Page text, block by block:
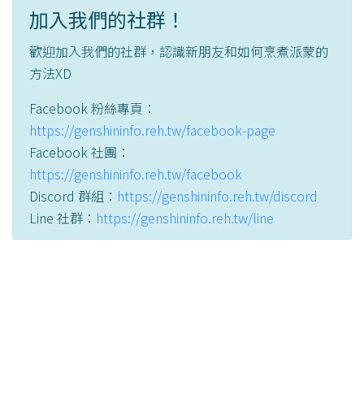
加入我們的社群！
歡迎加入我們的社群，認識新朋友和如何烹煮派蒙的
方法XD
Facebook 粉絲專頁：
https://genshininfo.reh.tw/facebook-page
Facebook 社團：
https://genshininfo.reh.tw/facebook
Discord 群組： https://genshininfo.reh.tw/discord
Line 社群： https://genshininfo.reh.tw/line